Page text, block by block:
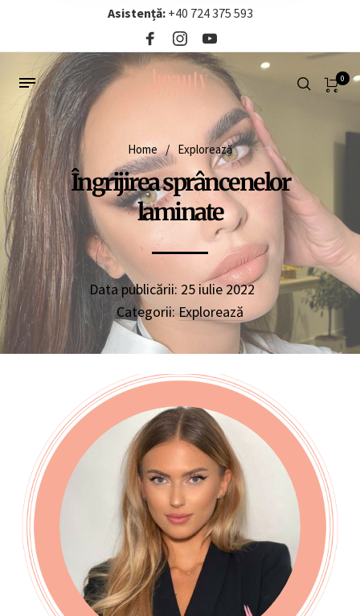
Asistență: +40 724 375 593‬
0
Home / Explorează
Îngrijirea sprâncenelor
laminate
Data publicării: 25 iulie 2022
Categorii: Explorează